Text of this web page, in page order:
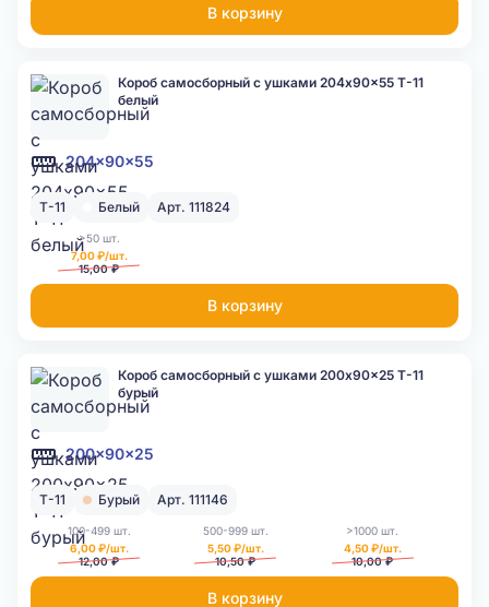
В корзину
204x90x55
Короб самосборный с ушками 204x90x55 Т-11
белый
Т-11 Белый Арт. 111824
>50 шт.
7,00 ₽/шт.
15,00 ₽
В корзину
200x90x25
Короб самосборный с ушками 200x90x25 Т-11
бурый
Т-11 Бурый Арт. 111146
100-499 шт.
6,00 ₽/шт.
12,00 ₽
500-999 шт.
5,50 ₽/шт.
10,50 ₽
>1000 шт.
4,50 ₽/шт.
10,00 ₽
В корзину